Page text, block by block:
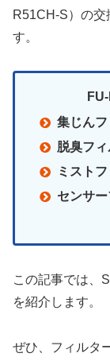
R51CH-S）の
す。
集じんフ
脱臭フ
ミスト
センサ
この記事では、
を紹介します。
ぜひ、フィルタ